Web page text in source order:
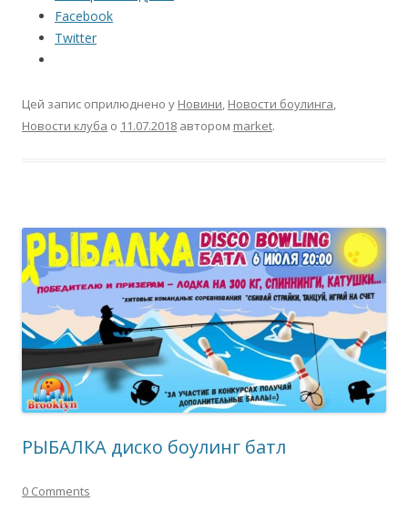
Facebook
Twitter
Цей запис оприлюднено у Новини, Новости боулинга,
Новости клуба о 11.07.2018 автором market.
РЫБАЛКА диско боулинг батл
0 Comments